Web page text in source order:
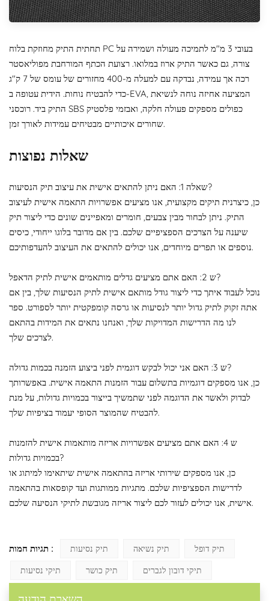
תחתית התיק מחוזקת בלוח PC בעובי 3 מ"מ לתמיכה מעולה ושמירה על
צורה, גם כאשר התיק ארוז במלואו. רצועת הכתף המורחבת מפוליאסטר
רכה אך עמידה, נבדקה עם למעלה מ-400 מחזורים של עומס של 7 ק"ג
כדי להבטיח נוחות. הידית עטופה ב-EVA, המציעה אחיזה נוחה לנשיאת
התיק ביד. רוכסני SBS כפולים מספקים פעולה חלקה, ואבזמי פלסטיק
שחורים איכותיים מבטיחים עמידות לאורך זמן.
שאלות נפוצות
שאלה 1: האם ניתן להתאים אישית את עיצוב תיק הנסיעות?
כן, כיצרנית תיקים מקצועית, אנו מציעים אפשרויות התאמה אישית לעיצוב
התיק. ניתן לבחור מבין צבעים, חומרים ומאפיינים שונים כדי ליצור תיק
שיענה על הצרכים הספציפיים שלכם. בין אם מדובר בלוגו ייחודי, כיסים
נוספים או תפרים מיוחדים, אנו יכולים להתאים את העיצוב להעדפותיכם.
ש 2: האם אתם מציעים גדלים מותאמים אישית לתיק הדאפל?
נוכל לעבוד איתך כדי ליצור גודל מותאם אישית לתיק הנסיעות שלך, בין אם
אתה זקוק לתיק גדול יותר לנסיעות או גרסה קומפקטית יותר לספורט. ספר
לנו מה הדרישות המדויקות שלך, ואנחנו נתאים את המידות בהתאם
לצרכים שלך.
ש 3: האם אני יכול לבקש דוגמית לפני ביצוע הזמנה בכמות גדולה?
כן, אנו מספקים דוגמיות בתשלום עבור הזמנות התאמה אישית. באפשרותך
לבדוק ולאשר את הדוגמה לפני שתמשיך בייצור בכמויות גדולות, על מנת
להבטיח שהמוצר הסופי יעמוד בציפיות שלך.
ש 4: האם אתם מציעים אפשרויות אריזה מותאמות אישית להזמנות
בכמויות גדולות?
כן, אנו מספקים שירותי אריזה בהתאמה אישית שיתאימו למיתוג או
לדרישות הספציפיות שלכם. מתגיות ממותגות ועד קופסאות בהתאמה
אישית, אנו יכולים לעזור לכם ליצור אריזה מגובשת לתיקי הנסיעה שלכם.
תגיות חמות : תיק נסיעות תיק נשיאה
תיק דופל
תיקי נסיעות
תיק כושר תיקי דובון לגברים